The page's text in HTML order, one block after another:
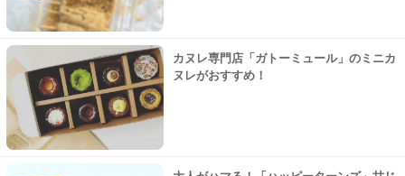
カヌレ専門店「ガトーミュール」のミニカ
ヌレがおすすめ！